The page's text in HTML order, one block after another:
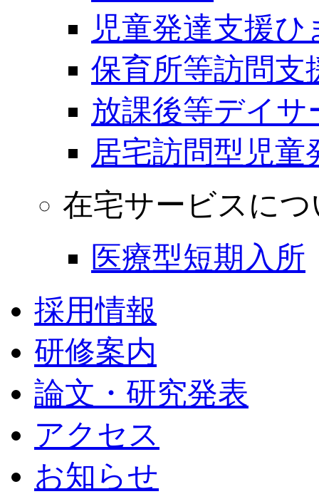
児童発達支援ひ
保育所等訪問支
放課後等デイサ
居宅訪問型児童
在宅サービスに
医療型短期入所
採用情報
研修案内
論文・研究発表
アクセス
お知らせ